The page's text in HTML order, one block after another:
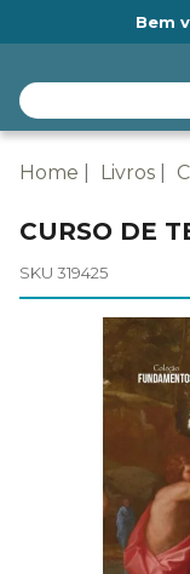
Bem
Home Livros
CURSO DE
SKU 319425